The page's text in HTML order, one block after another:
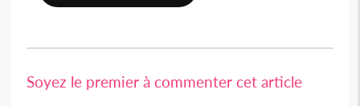
Soyez le premier à commenter cet article